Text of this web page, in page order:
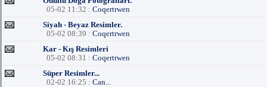
05-02 11:32 : Coqertrwen
Siyah - Beyaz Resimler.
05-02 08:39 : Coqertrwen
Kar - Kış Resimleri
05-02 08:31 : Coqertrwen
Süper Resimler...
02-02 16:25 : Can...